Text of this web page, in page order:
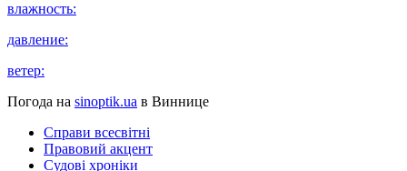
влажность:
давление:
ветер:
Погода на sinoptik.ua в Виннице
Справи всесвітні
Правовий акцент
Судові хроніки